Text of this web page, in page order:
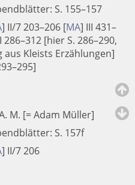
S. 155–157
] II/7 203–206 [MA] III 431–
286–312 [hier S. 286–290,
Kleists Erzählungen]
M. [= Adam Müller]
S. 157f
] II/7 206